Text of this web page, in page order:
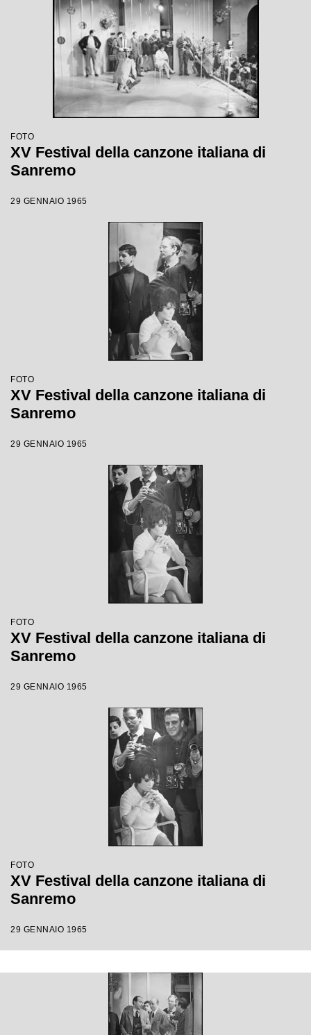
FOTO
XV Festival della canzone italiana di
Sanremo
29 GENNAIO 1965
FOTO
XV Festival della canzone italiana di
Sanremo
29 GENNAIO 1965
FOTO
XV Festival della canzone italiana di
Sanremo
29 GENNAIO 1965
FOTO
XV Festival della canzone italiana di
Sanremo
29 GENNAIO 1965